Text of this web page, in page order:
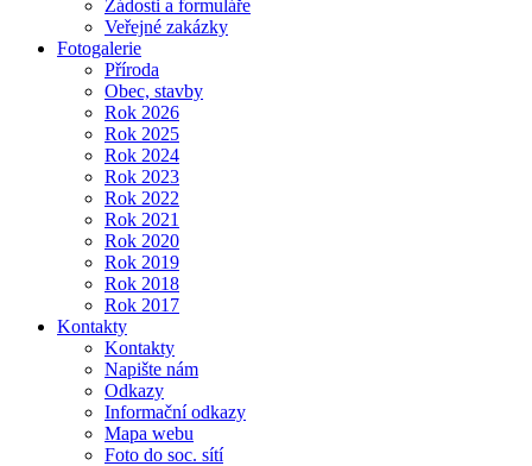
Žádosti a formuláře
Veřejné zakázky
Fotogalerie
Příroda
Obec, stavby
Rok 2026
Rok 2025
Rok 2024
Rok 2023
Rok 2022
Rok 2021
Rok 2020
Rok 2019
Rok 2018
Rok 2017
Kontakty
Kontakty
Napište nám
Odkazy
Informační odkazy
Mapa webu
Foto do soc. sítí